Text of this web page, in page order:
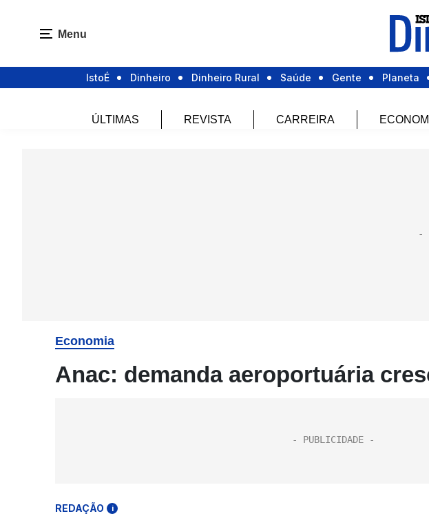
Menu
IstoÉ Dinheiro Dinheiro Rural Saúde Gente Planeta
ÚLTIMAS REVISTA CARREIRA
Economia
Anac: demanda aeroportuária
REDAÇÃO i